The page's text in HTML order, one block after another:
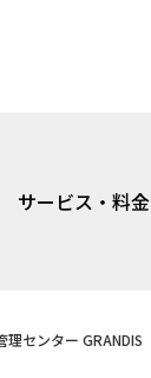
サービス・料金
センター